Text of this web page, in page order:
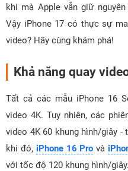
khi mà Apple vẫn giữ
Vậy iPhone 17 có thực sự
video? Hãy cùng khám phá!
Khả năng quay
Tất cả các mẫu iPhone 16
video 4K. Tuy nhiên, các
video 4K 60 khung hình/giây -
khi đó, iPhone 16 Pro và
với tốc độ 120 khung hình/giây.